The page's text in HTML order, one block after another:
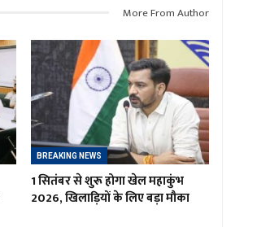
More From Author
BREAKING NEWS
1 सितंबर से शुरू होगा खेल महाकुंभ
2026, खिलाड़ियों के लिए बड़ा मौका